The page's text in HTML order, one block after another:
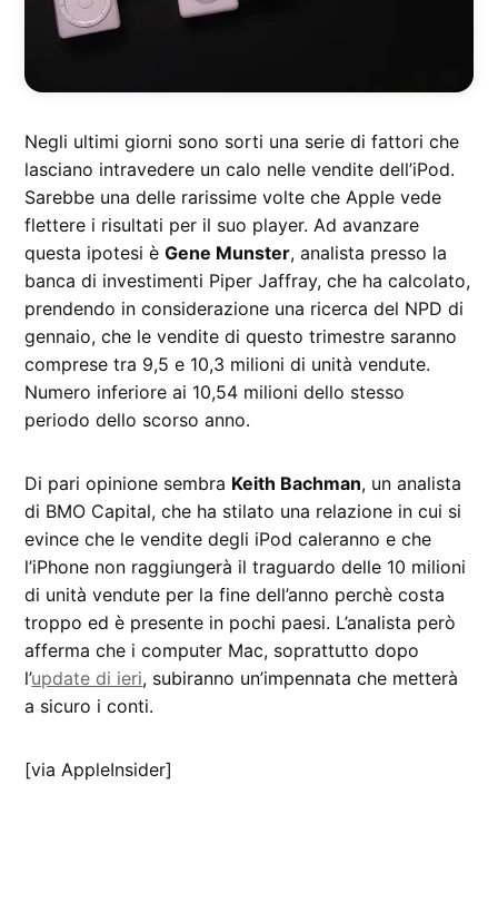
Negli ultimi giorni sono sorti una serie di fattori che
lasciano intravedere un calo nelle vendite dell’iPod.
Sarebbe una delle rarissime volte che Apple vede
flettere i risultati per il suo player. Ad avanzare
questa ipotesi èGene Munster, analista presso la
banca di investimenti Piper Jaffray, che ha calcolato,
prendendo in considerazione una ricerca del NPD di
gennaio, che le vendite di questo trimestre saranno
comprese tra 9,5 e 10,3 milioni di unità vendute.
Numero inferiore ai 10,54 milioni dello stesso
periodo dello scorso anno.
Di pari opinione sembra Keith Bachman, un analista
di BMO Capital, che ha stilato una relazione in cui si
evince che le vendite degli iPod caleranno e che
l’iPhone non raggiungerà il traguardo delle 10 milioni
di unità vendute per la fine dell’anno perchè costa
troppo ed è presente in pochi paesi. L’analista però
afferma che i computer Mac, soprattutto dopo
l’update di ieri, subiranno un’impennata che metterà
a sicuro i conti.
[via AppleInsider]